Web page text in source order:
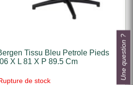
Tissu Bleu Petrole Pieds
X L 81 X P 89.5 Cm
de stock Une question ?